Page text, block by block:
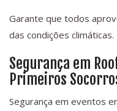
Garante que todos
das condições climáticas.
Segurança em
Primeiros
Segurança em eventos